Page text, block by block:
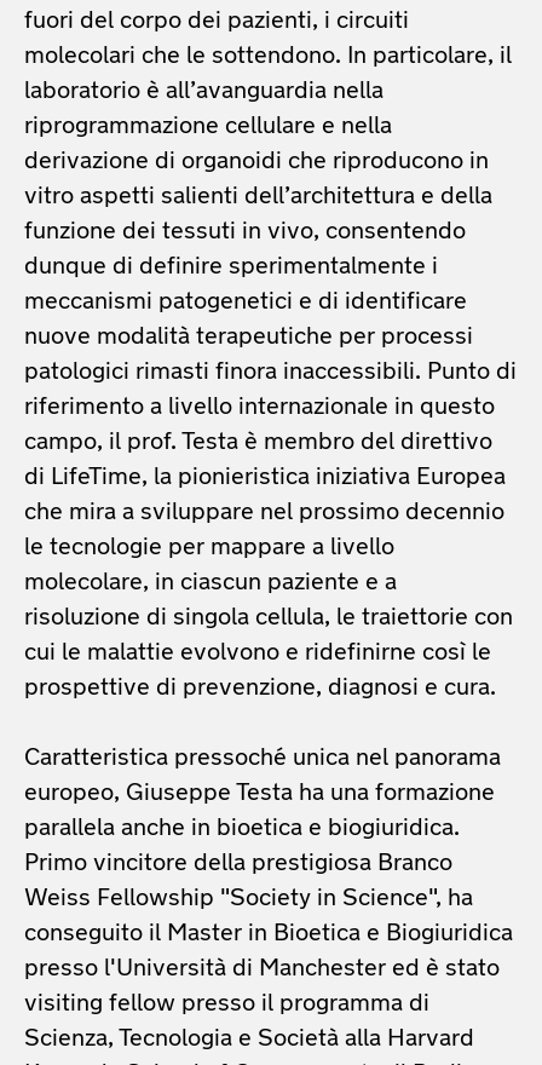
fuori del corpo dei pazienti, i circuiti
molecolari che le sottendono. In particolare, il
laboratorio è all’avanguardia nella
riprogrammazione cellulare e nella
derivazione di organoidi che riproducono in
vitro aspetti salienti dell’architettura e della
funzione dei tessuti in vivo, consentendo
dunque di definire sperimentalmente i
meccanismi patogenetici e di identificare
nuove modalità terapeutiche per processi
patologici rimasti finora inaccessibili. Punto di
riferimento a livello internazionale in questo
campo, il prof. Testa è membro del direttivo
di LifeTime, la pionieristica iniziativa Europea
che mira a sviluppare nel prossimo decennio
le tecnologie per mappare a livello
molecolare, in ciascun paziente e a
risoluzione di singola cellula, le traiettorie con
cui le malattie evolvono e ridefinirne così le
prospettive di prevenzione, diagnosi e cura.
Caratteristica pressoché unica nel panorama
europeo, Giuseppe Testa ha una formazione
parallela anche in bioetica e biogiuridica.
Primo vincitore della prestigiosa Branco
Weiss Fellowship "Society in Science", ha
conseguito il Master in Bioetica e Biogiuridica
presso l'Università di Manchester ed è stato
visiting fellow presso il programma di
Scienza, Tecnologia e Società alla Harvard